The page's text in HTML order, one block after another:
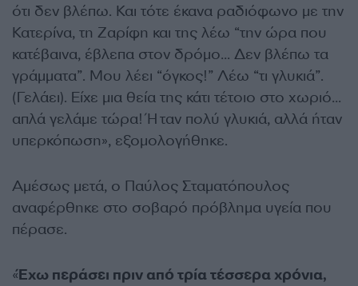
ότι δεν βλέπω. Και τότε έκανα ραδιόφωνο με την
Κατερίνα, τη Ζαρίφη και της λέω “την ώρα που
κατέβαινα, έβλεπα στον δρόμο… Δεν βλέπω τα
γράμματα”. Μου λέει “όγκος!” Λέω “τι γλυκιά”.
(Γελάει). Είχε μια θεία της κάτι τέτοιο στο χωριό…
απλά γελάμε τώρα! Ήταν πολύ γλυκιά, αλλά ήταν
υπερκόπωση», εξομολογήθηκε.
Αμέσως μετά, ο Παύλος Σταματόπουλος
αναφέρθηκε στο σοβαρό πρόβλημα υγεία που
πέρασε.
«Έχω περάσει πριν από τρία τέσσερα χρόνια,